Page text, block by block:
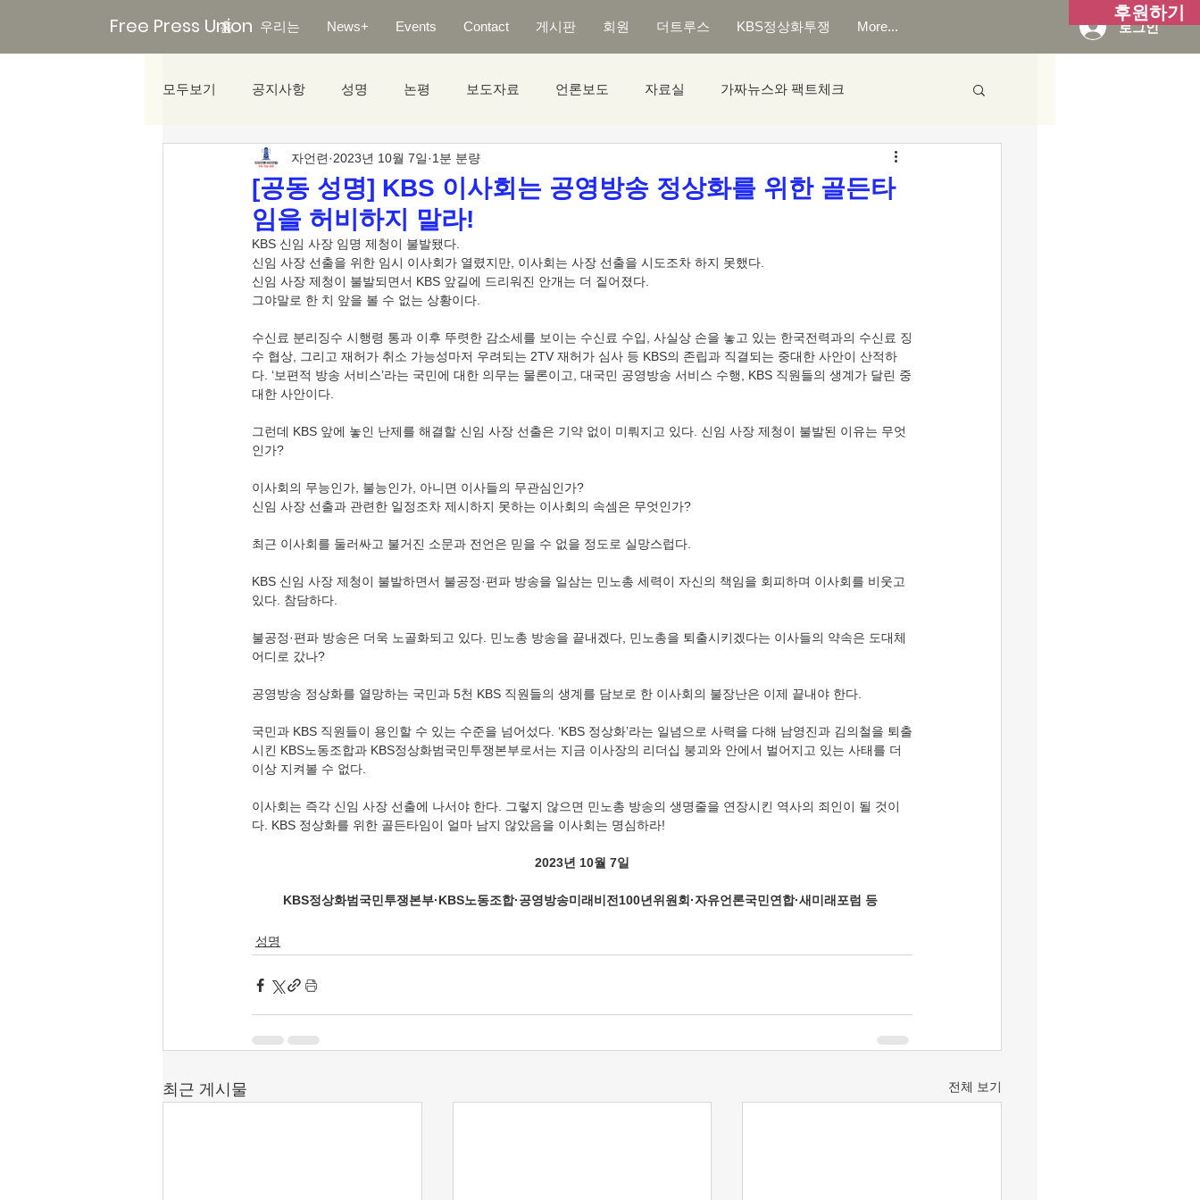
Free Press Union
홈 우리는 News+ Events Contact 게시판 회원 더트루스 KBS정상화투쟁 More... 로그인
후원하기
모두보기 공지사항 성명 논평 보도자료 언론보도 자료실 가짜뉴스와 팩트체크
미디어리포트
[공동 성명] KBS 이사회는 공영방송 정상화를 위한 골든타
임을 허비하지 말라!
자언련 2023년 10월 7일 1분 분량
KBS 신임 사장 임명 제청이 불발됐다.
신임 사장 선출을 위한 임시 이사회가 열렸지만, 이사회는 사장 선출을 시도조차 하지 못했다.
신임 사장 제청이 불발되면서 KBS 앞길에 드리워진 안개는 더 짙어졌다.
그야말로 한 치 앞을 볼 수 없는 상황이다.
수신료 분리징수 시행령 통과 이후 뚜렷한 감소세를 보이는 수신료 수입, 사실상 손을 놓고 있는 한국전력과의 수신료 징
수 협상, 그리고 재허가 취소 가능성마저 우려되는 2TV 재허가 심사 등 KBS의 존립과 직결되는 중대한 사안이 산적하
다. ‘보편적 방송 서비스’라는 국민에 대한 의무는 물론이고, 대국민 공영방송 서비스 수행, KBS 직원들의 생계가 달린 중
대한 사안이다.
그런데 KBS 앞에 놓인 난제를 해결할 신임 사장 선출은 기약 없이 미뤄지고 있다. 신임 사장 제청이 불발된 이유는 무엇
인가?
이사회의 무능인가, 불능인가, 아니면 이사들의 무관심인가?
신임 사장 선출과 관련한 일정조차 제시하지 못하는 이사회의 속셈은 무엇인가?
최근 이사회를 둘러싸고 불거진 소문과 전언은 믿을 수 없을 정도로 실망스럽다.
KBS 신임 사장 제청이 불발하면서 불공정·편파 방송을 일삼는 민노총 세력이 자신의 책임을 회피하며 이사회를 비웃고
있다. 참담하다.
불공정·편파 방송은 더욱 노골화되고 있다. 민노총 방송을 끝내겠다, 민노총을 퇴출시키겠다는 이사들의 약속은 도대체
어디로 갔나?
공영방송 정상화를 열망하는 국민과 5천 KBS 직원들의 생계를 담보로 한 이사회의 불장난은 이제 끝내야 한다.
국민과 KBS 직원들이 용인할 수 있는 수준을 넘어섰다. ‘KBS 정상화’라는 일념으로 사력을 다해 남영진과 김의철을 퇴출
시킨 KBS노동조합과 KBS정상화범국민투쟁본부로서는 지금 이사장의 리더십 붕괴와 안에서 벌어지고 있는 사태를 더
이상 지켜볼 수 없다.
이사회는 즉각 신임 사장 선출에 나서야 한다. 그렇지 않으면 민노총 방송의 생명줄을 연장시킨 역사의 죄인이 될 것이
다. KBS 정상화를 위한 골든타임이 얼마 남지 않았음을 이사회는 명심하라!
2023년 10월 7일
KBS정상화범국민투쟁본부·KBS노동조합·공영방송미래비전100년위원회·자유언론국민연합·새미래포럼 등
성명
최근 게시물 전체 보기